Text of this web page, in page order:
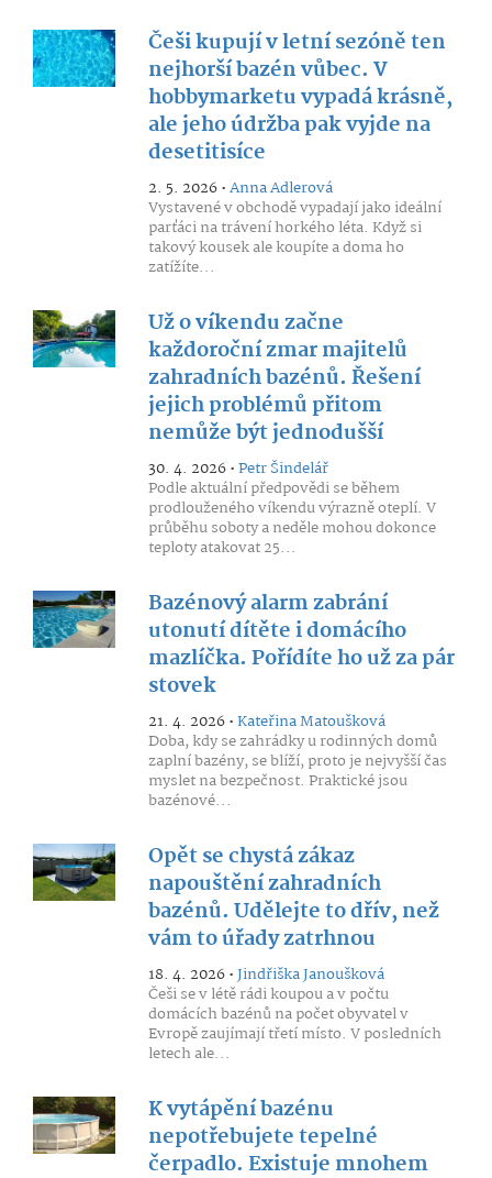
Češi kupují v letní sezóně ten
nejhorší bazén vůbec. V
hobbymarketu vypadá krásně,
ale jeho údržba pak vyjde na
desetitisíce
2. 5. 2026 •Anna Adlerová
Vystavené v obchodě vypadají jako ideální
parťáci na trávení horkého léta. Když si
takový kousek ale koupíte a doma ho
zatížíte...
Už o víkendu začne
každoroční zmar majitelů
zahradních bazénů. Řešení
jejich problémů přitom
nemůže být jednodušší
30. 4. 2026 •Petr Šindelář
Podle aktuální předpovědi se během
prodlouženého víkendu výrazně oteplí. V
průběhu soboty a neděle mohou dokonce
teploty atakovat 25...
Bazénový alarm zabrání
utonutí dítěte i domácího
mazlíčka. Pořídíte ho už za pár
stovek
21. 4. 2026 •Kateřina Matoušková
Doba, kdy se zahrádky u rodinných domů
zaplní bazény, se blíží, proto je nejvyšší čas
myslet na bezpečnost. Praktické jsou
bazénové...
Opět se chystá zákaz
napouštění zahradních
bazénů. Udělejte to dřív, než
vám to úřady zatrhnou
18. 4. 2026 •Jindřiška Janoušková
Češi se v létě rádi koupou a v počtu
domácích bazénů na počet obyvatel v
Evropě zaujímají třetí místo. V posledních
letech ale...
K vytápění bazénu
nepotřebujete tepelné
čerpadlo. Existuje mnohem